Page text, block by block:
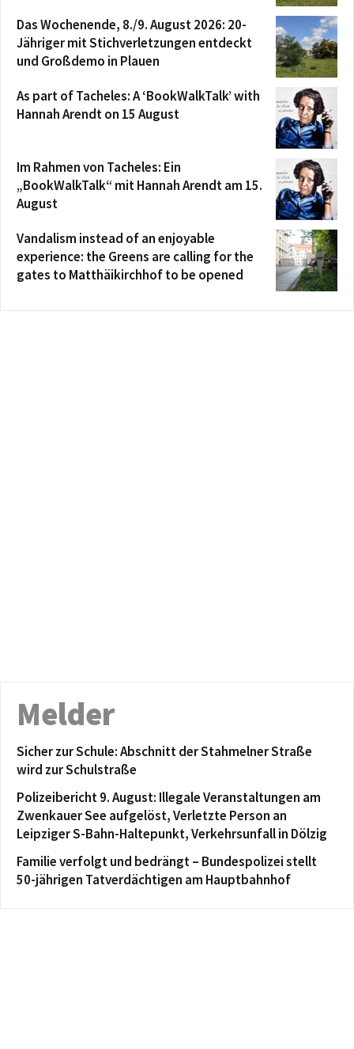
Das Wochenende, 8./9. August 2026: 20-
Jähriger mit Stichverletzungen entdeckt
und Großdemo in Plauen
As part of Tacheles: A ‘BookWalkTalk’ with
Hannah Arendt on 15 August
Im Rahmen von Tacheles: Ein
„BookWalkTalk“ mit Hannah Arendt am 15.
August
Vandalism instead of an enjoyable
experience: the Greens are calling for the
gates to Matthäikirchhof to be opened
Melder
Sicher zur Schule: Abschnitt der Stahmelner Straße
wird zur Schulstraße
Polizeibericht 9. August: Illegale Veranstaltungen am
Zwenkauer See aufgelöst, Verletzte Person an
Leipziger S-Bahn-Haltepunkt, Verkehrsunfall in Dölzig
Familie verfolgt und bedrängt – Bundespolizei stellt
50-jährigen Tatverdächtigen am Hauptbahnhof